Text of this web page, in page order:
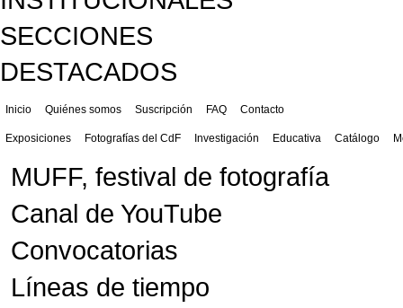
SECCIONES
DESTACADOS
Inicio Quiénes somos Suscripción FAQ Contacto
Exposiciones Fotografías del CdF Investigación Educativa Catálogo
MUFF, festival de fotografía
Canal de YouTube
Convocatorias
Líneas de tiempo